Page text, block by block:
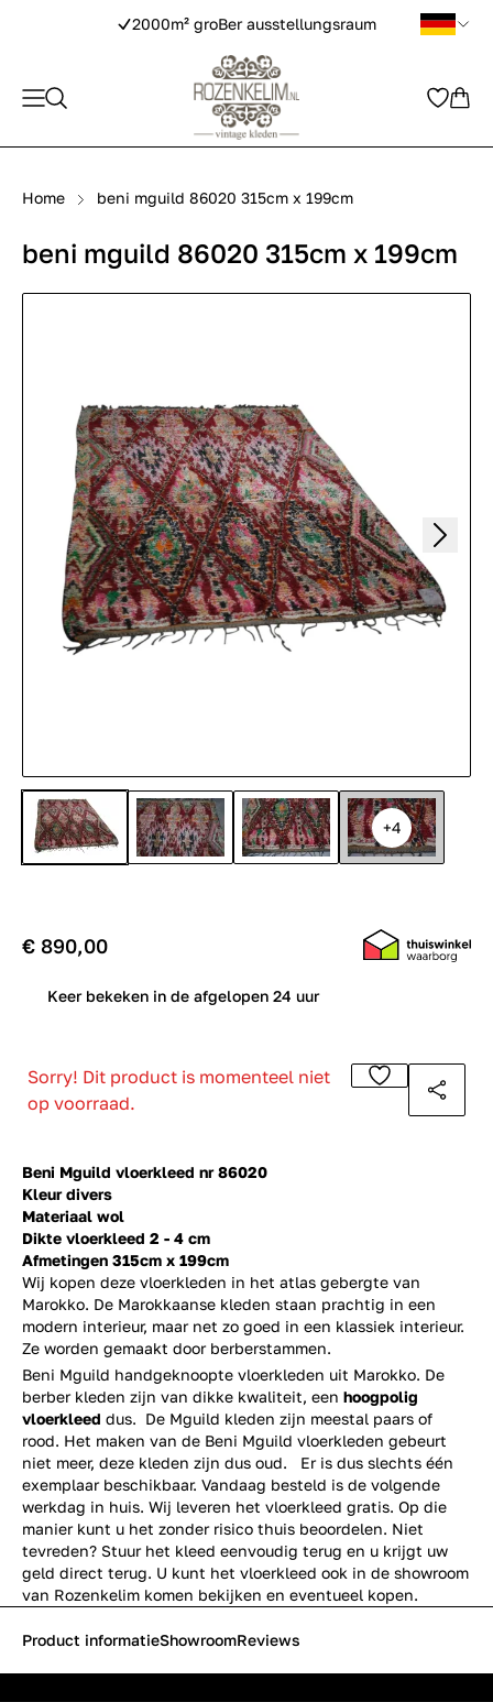
2000m² groBer ausstellungsraum
Home beni mguild 86020 315cm x 199cm
+4
beni mguild 86020 315cm x 199cm
Beni Mguild vloerkleed nr 86020
Kleur divers
Materiaal wol
Dikte vloerkleed 2 - 4 cm
Afmetingen 315cm x 199cm
Wij kopen deze vloerkleden in het atlas gebergte van
Marokko. De Marokkaanse kleden staan prachtig in een
modern interieur, maar net zo goed in een klassiek interieur.
Ze worden gemaakt door berberstammen.
€ 890,00
Keer bekeken in de afgelopen 24 uur
Sorry! Dit product is momenteel niet
op voorraad.
Beni Mguild handgeknoopte vloerkleden uit Marokko. De
berber kleden zijn van dikke kwaliteit, een hoogpolig
vloerkleed dus. De Mguild kleden zijn meestal paars of
rood. Het maken van de Beni Mguild vloerkleden gebeurt
niet meer, deze kleden zijn dus oud. Er is dus slechts één
exemplaar beschikbaar. Vandaag besteld is de volgende
werkdag in huis. Wij leveren het vloerkleed gratis. Op die
manier kunt u het zonder risico thuis beoordelen. Niet
tevreden? Stuur het kleed eenvoudig terug en u krijgt uw
geld direct terug. U kunt het vloerkleed ook in de showroom
van Rozenkelim komen bekijken en eventueel kopen.
Product informatieShowroomReviews